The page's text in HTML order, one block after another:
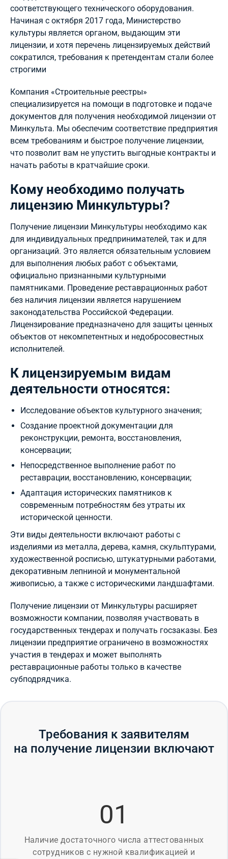
соответствующего технического оборудования.
Начиная с октября 2017 года, Министерство
культуры является органом, выдающим эти
лицензии, и хотя перечень лицензируемых действий
сократился, требования к претендентам стали более
строгими
Компания «Строительные реестры»
специализируется на помощи в подготовке и подаче
документов для получения необходимой лицензии от
Минкульта. Мы обеспечим соответствие предприятия
всем требованиям и быстрое получение лицензии,
что позволит вам не упустить выгодные контракты и
начать работы в кратчайшие сроки.
Кому необходимо получать
лицензию Минкультуры?
Получение лицензии Минкультуры необходимо как
для индивидуальных предпринимателей, так и для
организаций. Это является обязательным условием
для выполнения любых работ с объектами,
официально признанными культурными
памятниками. Проведение реставрационных работ
без наличия лицензии является нарушением
законодательства Российской Федерации.
Лицензирование предназначено для защиты ценных
объектов от некомпетентных и недобросовестных
исполнителей.
К лицензируемым видам
деятельности относятся:
Исследование объектов культурного значения;
Создание проектной документации для
реконструкции, ремонта, восстановления,
консервации;
Непосредственное выполнение работ по
реставрации, восстановлению, консервации;
Адаптация исторических памятников к
современным потребностям без утраты их
исторической ценности.
Эти виды деятельности включают работы с
изделиями из металла, дерева, камня, скульптурами,
художественной росписью, штукатурными работами,
декоративным лепниной и монументальной
живописью, а также с историческими ландшафтами.
Получение лицензии от Минкультуры расширяет
возможности компании, позволяя участвовать в
государственных тендерах и получать госзаказы. Без
лицензии предприятие ограничено в возможностях
участия в тендерах и может выполнять
реставрационные работы только в качестве
субподрядчика.
Требования к заявителям
на получение лицензии включают
01
Наличие достаточного числа аттестованных
сотрудников с нужной квалификацией и